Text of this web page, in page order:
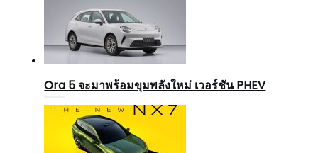
Ora 5 จะมาพร้อมขุมพลังใหม่ เวอร์ชัน PHEV